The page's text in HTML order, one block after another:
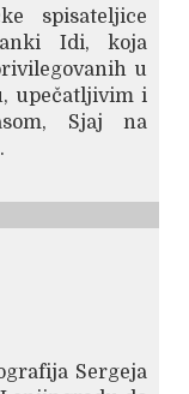
spisateljice
Idi, koja
u
upečatljivim i
Sjaj na
Sergeja